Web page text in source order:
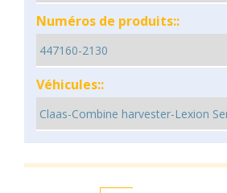
Numéros de produits::
Véhicules::